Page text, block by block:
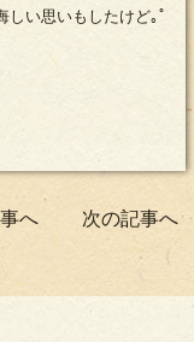
しい思いもしたけど｡ﾟ
事へ 次の記事へ